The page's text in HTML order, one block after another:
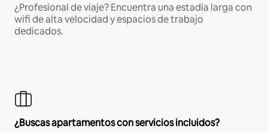
¿Profesional de viaje? Encuentra una estadía larga con
wifi de alta velocidad y espacios de trabajo
dedicados.
¿Buscas apartamentos con servicios incluidos?